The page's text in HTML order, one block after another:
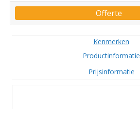
Offerte
Kenmerken
Productinformatie
Prijsinformatie